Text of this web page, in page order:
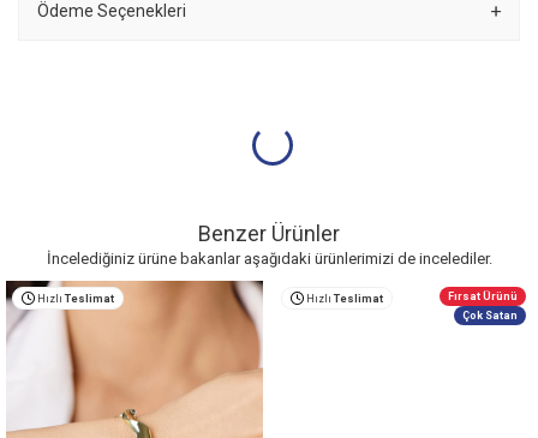
Ödeme Seçenekleri
Benzer Ürünler
İncelediğiniz ürüne bakanlar aşağıdaki ürünlerimizi de incelediler.
Hızlı Teslimat Hızlı Teslimat
Fırsat Ürünü
Çok Satan